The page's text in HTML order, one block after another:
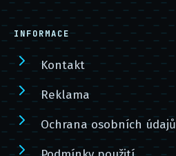
INFORMACE
Kontakt
Reklama
Ochrana osobních údajů